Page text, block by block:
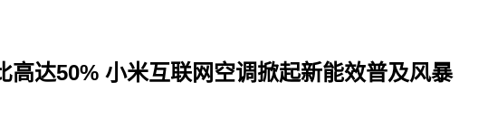
高达50% 小米互联网空调掀起新能效普及风暴